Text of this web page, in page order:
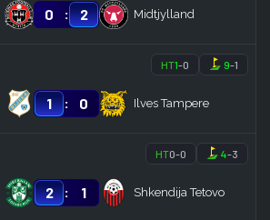
0 : 2 Midtjylland
HT1-0 9-1
1 : 0 Ilves Tampere
HT0-0 4-3
2 : 1 Shkendija Tetovo